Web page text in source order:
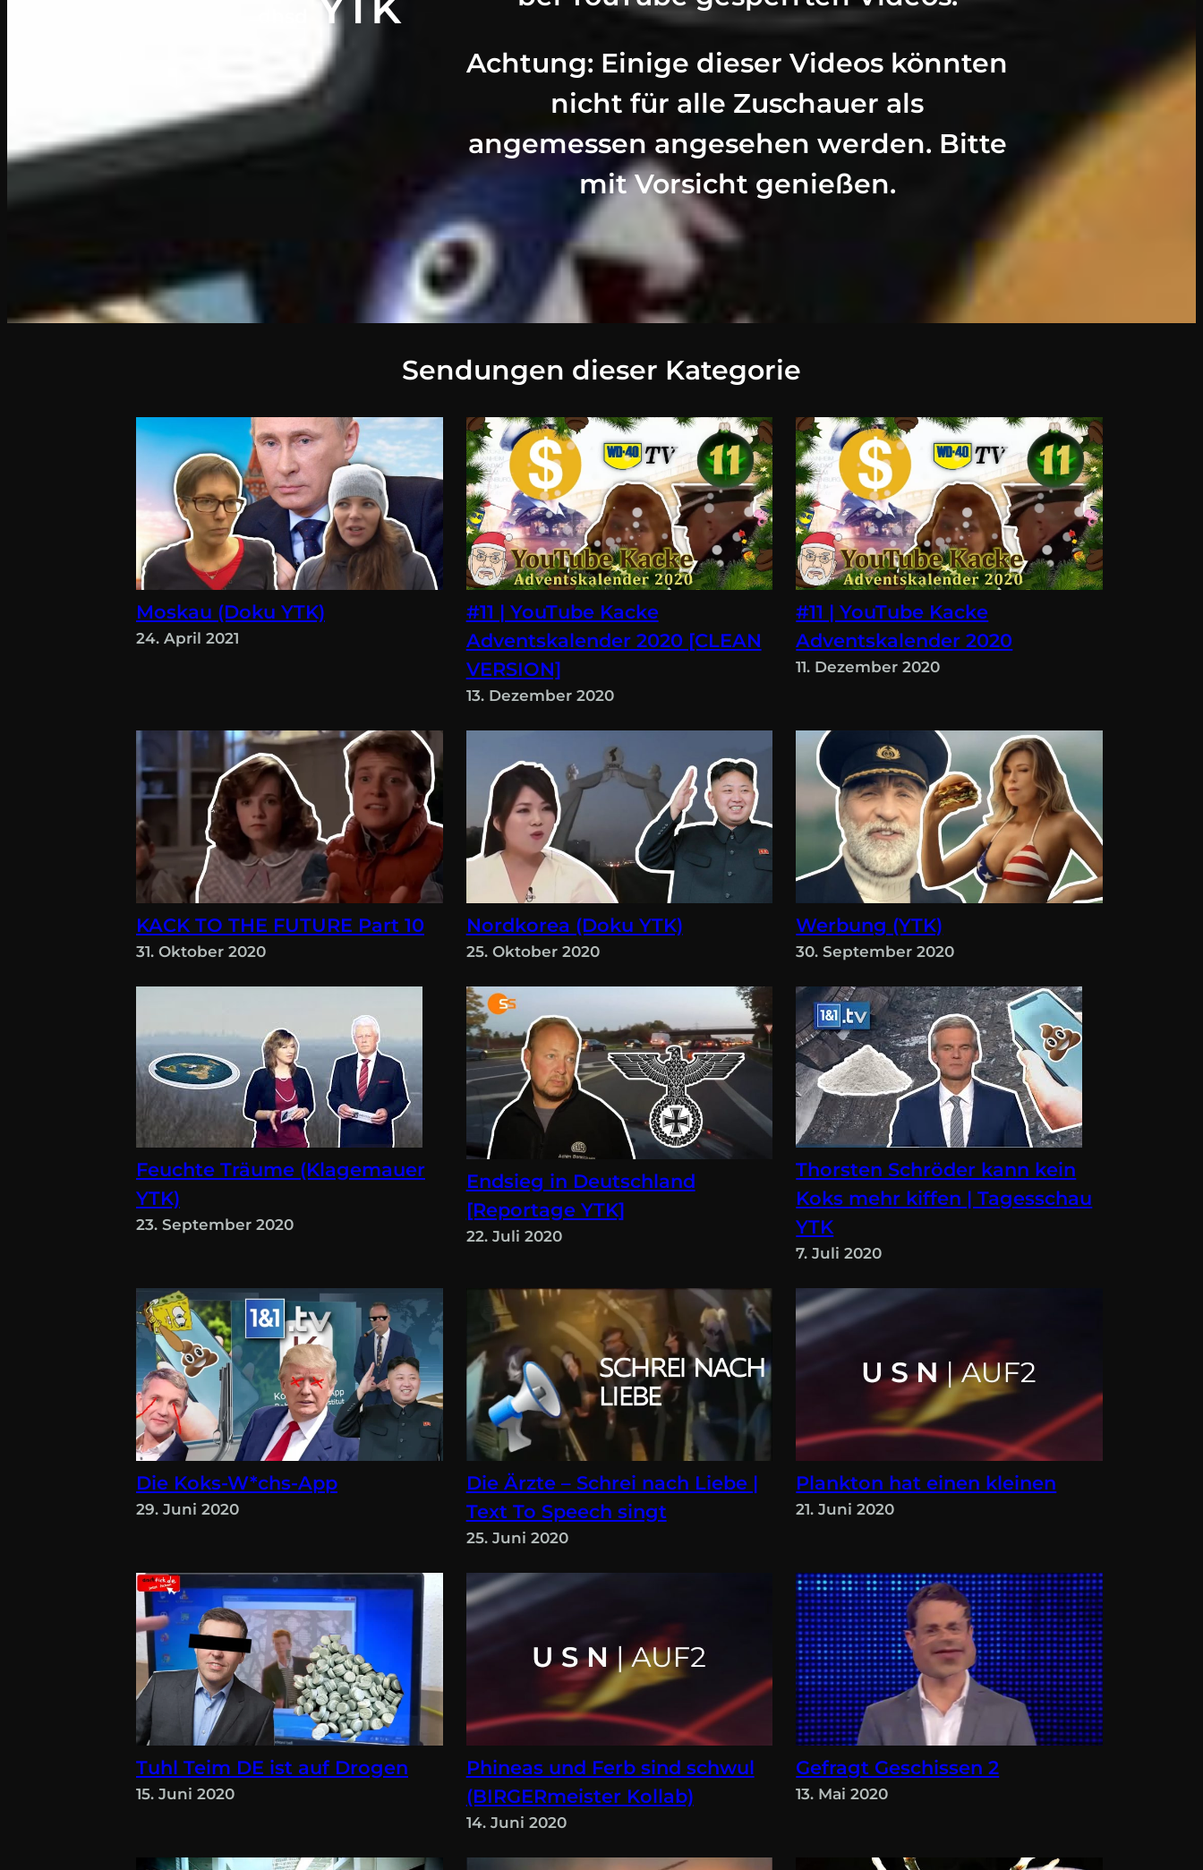
Achtung: Einige dieser Videos könnten
nicht für alle Zuschauer als
angemessen angesehen werden. Bitte
mit Vorsicht genießen.
Sendungen dieser Kategorie
Moskau (Doku YTK)
24. April 2021
#11 | YouTube Kacke
Adventskalender 2020 [CLEAN
VERSION]
13. Dezember 2020
#11 | YouTube Kacke
Adventskalender 2020
11. Dezember 2020
KACK TO THE FUTURE Part 10
31. Oktober 2020
Nordkorea (Doku YTK)
25. Oktober 2020
Werbung (YTK)
30. September 2020
Feuchte Träume (Klagemauer
YTK)
23. September 2020
Endsieg in Deutschland
[Reportage YTK]
22. Juli 2020
Thorsten Schröder kann kein
Koks mehr kiffen | Tagesschau
YTK
7. Juli 2020
Die Koks-W*chs-App
29. Juni 2020
Die Ärzte – Schrei nach Liebe |
Text To Speech singt
25. Juni 2020
Plankton hat einen kleinen
21. Juni 2020
Tuhl Teim DE ist auf Drogen
15. Juni 2020
Phineas und Ferb sind schwul
(BIRGERmeister Kollab)
14. Juni 2020
Gefragt Geschissen 2
13. Mai 2020